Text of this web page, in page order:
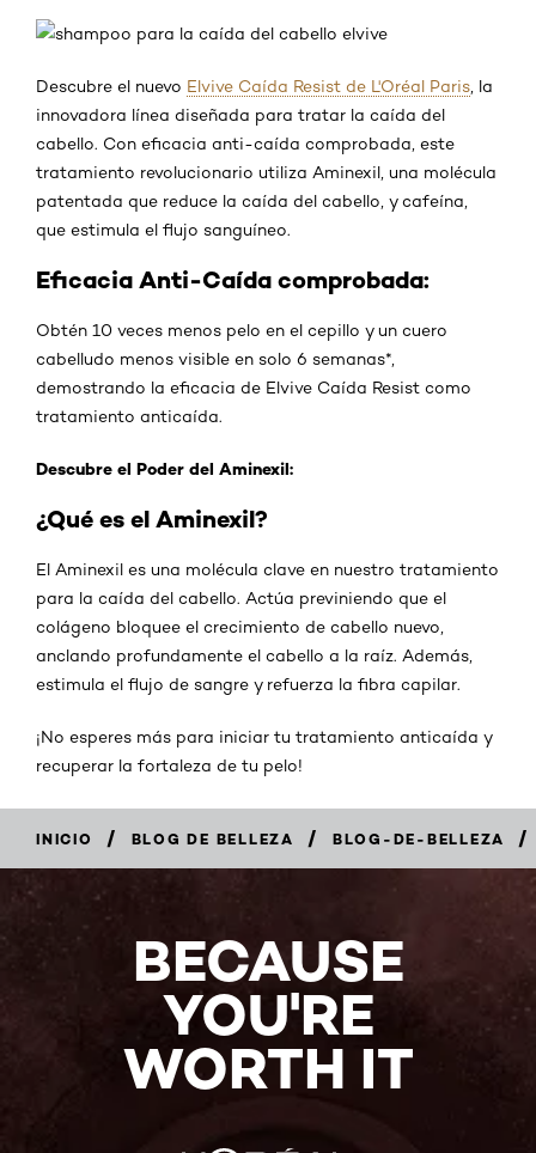
Descubre el nuevo Elvive Caída Resist de L'Oréal Paris , la
innovadora línea diseñada para tratar la caída del
cabello. Con eficacia anti-caída comprobada, este
tratamiento revolucionario utiliza Aminexil, una molécula
patentada que reduce la caída del cabello, y cafeína,
que estimula el flujo sanguíneo.
Eficacia Anti-Caída comprobada:
Obtén 10 veces menos pelo en el cepillo y un cuero
cabelludo menos visible en solo 6 semanas*,
demostrando la eficacia de Elvive Caída Resist como
tratamiento anticaída.
Descubre el Poder del Aminexil:
¿Qué es el Aminexil?
El Aminexil es una molécula clave en nuestro tratamiento
para la caída del cabello. Actúa previniendo que el
colágeno bloquee el crecimiento de cabello nuevo,
anclando profundamente el cabello a la raíz. Además,
estimula el flujo de sangre y refuerza la fibra capilar.
¡No esperes más para iniciar tu tratamiento anticaída y
recuperar la fortaleza de tu pelo!
INICIO / BLOG DE BELLEZA / BLOG-DE-BELLEZA /
BECAUSE
YOU'RE
WORTH IT